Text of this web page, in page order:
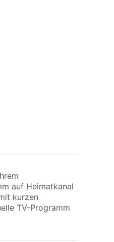
auf Heimatkanal
kurzen
TV-Programm